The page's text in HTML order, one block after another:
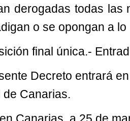
derogadas todas las
o se opongan a
final única.-
Decreto entrará
de Canarias.